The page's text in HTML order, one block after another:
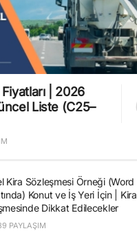
| 2026
Liste (C25–
Kira Sözleşmesi Örneği (Word
Konut ve İş Yeri İçin | Kira
Dikkat Edilecekler
PAYLAŞIM